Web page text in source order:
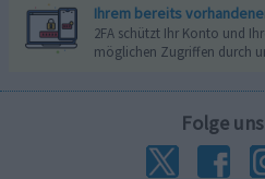
Ihrem bereits
2FA schützt Ihr Konto und
möglichen Zugriffen durch
Folge